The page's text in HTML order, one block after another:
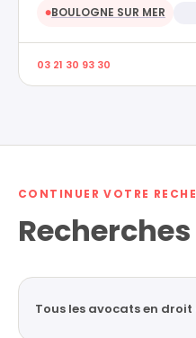
●BOULOGNE SUR MER
03 21 30 93 30
CONTINUER VOTRE
Tous les avocats en